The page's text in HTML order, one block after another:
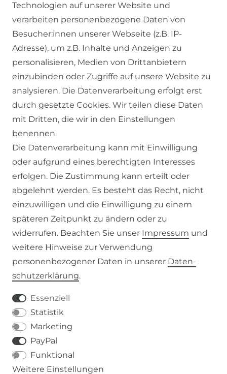
SERVICE
KONTAKT
ZAHLUNG & VERSAND
WIDERRUFSFORMULAR
RECHTLICHES
WIDERRUFSRECHT
IMPRESSUM
DATENSCHUTZERKLÄRUNG
037207-995665
info@kern-holz.com
Technologien auf unserer Website und
verarbeiten personenbezogene Daten von
Besucher:innen unserer Webseite (z.B. IP-
Adresse), um z.B. Inhalte und Anzeigen zu
personalisieren, Medien von Drittanbietern
einzubinden oder Zugriffe auf unsere Website zu
analysieren. Die Datenverarbeitung erfolgt erst
durch gesetzte Cookies. Wir teilen diese Daten
mit Dritten, die wir in den Einstellungen
benennen.
Die Datenverarbeitung kann mit Einwilligung
oder aufgrund eines berechtigten Interesses
erfolgen. Die Zustimmung kann erteilt oder
abgelehnt werden. Es besteht das Recht, nicht
einzuwilligen und die Einwilligung zu einem
späteren Zeitpunkt zu ändern oder zu
widerrufen. Beachten Sie unser Impressum und
weitere Hinweise zur Verwendung
personenbezogener Daten in unserer Daten­
schutz­erklärung.
Essenziell
Statistik
Marketing
PayPal
Funktional
Weitere Einstellungen